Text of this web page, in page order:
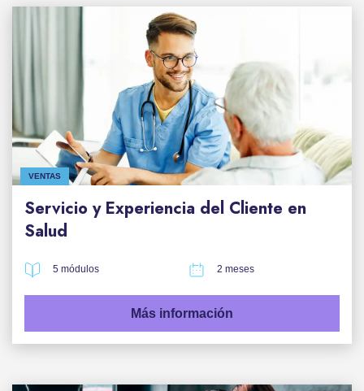
VENTAS
Servicio y Experiencia del Cliente en
Salud
5 módulos 2 meses
Más información